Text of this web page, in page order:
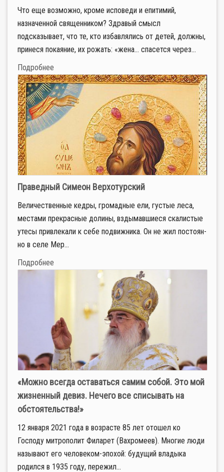
Что еще возможно, кроме исповеди и епитимий,
назначенной священником? Здравый смысл
подсказывает, что те, кто избавлялись от детей, должны,
принеся покаяние, их рожать: «жена… спасется через...
Подробнее
Праведный Симеон Верхотурский
Ве­ли­че­ствен­ные кед­ры, гро­мад­ные ели, гу­стые ле­са,
ме­ста­ми пре­крас­ные до­ли­ны, взды­мав­ши­е­ся ска­ли­стые
уте­сы при­вле­ка­ли к се­бе по­движ­ни­ка. Он не жил по­сто­ян­
но в се­ле Мер­...
Подробнее
«Можно всегда оставаться самим собой. Это мой
жизненный девиз. Нечего все списывать на
обстоятельства!»
12 января 2021 года в возрасте 85 лет отошел ко
Господу митрополит Филарет (Вахромеев). Многие люди
называют его человеком-эпохой: будущий владыка
родился в 1935 году, пережил...